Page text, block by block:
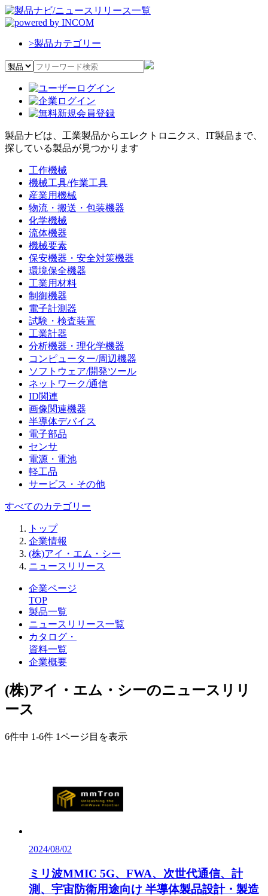
>製品カテゴリー
製品ナビは、工業製品からエレクトロニクス、IT製品まで、
探している製品が見つかります
工作機械
機械工具/作業工具
産業用機械
物流・搬送・包装機器
化学機械
流体機器
機械要素
保安機器・安全対策機器
環境保全機器
工業用材料
制御機器
電子計測器
試験・検査装置
工業計器
分析機器・理化学機器
コンピューター/周辺機器
ソフトウェア/開発ツール
ネットワーク/通信
ID関連
画像関連機器
半導体デバイス
電子部品
センサ
電源・電池
軽工品
サービス・その他
すべてのカテゴリー
トップ
企業情報
(株)アイ・エム・シー
ニュースリリース
企業ページ
TOP
製品一覧
ニュースリリース一覧
カタログ・
資料一覧
企業概要
(株)アイ・エム・シーのニュースリリ
ース
6件中 1-6件 1ページ目を表示
2024/08/02
ミリ波MMIC 5G、FWA、次世代通信、計
測、宇宙防衛用途向け 半導体製品設計・製造